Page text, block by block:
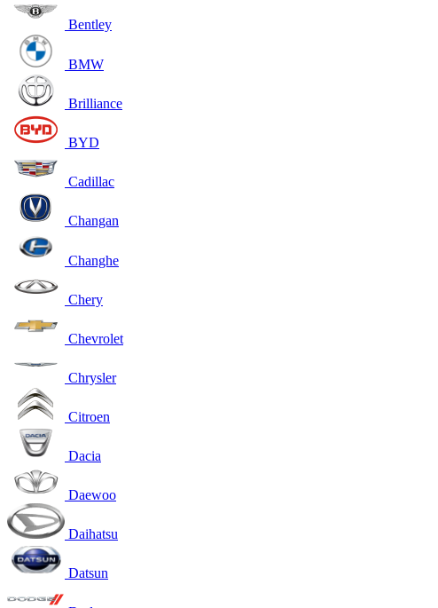
Bentley
BMW
Brilliance
BYD
Cadillac
Changan
Changhe
Chery
Chevrolet
Chrysler
Citroen
Dacia
Daewoo
Daihatsu
Datsun